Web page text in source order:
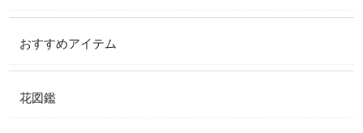
おすすめアイテム
花図鑑